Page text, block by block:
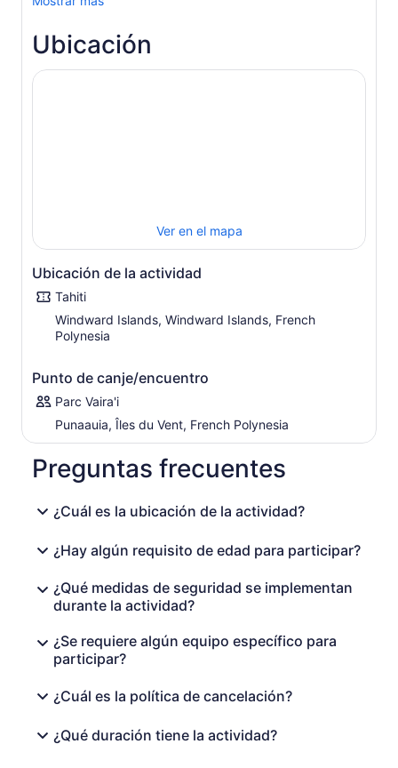
Ubicación
Ver en el mapa
Ubicación de la actividad
Tahiti
Windward Islands, Windward Islands, French
Polynesia
Punto de canje/encuentro
Parc Vaira'i
Punaauia, Îles du Vent, French Polynesia
Preguntas frecuentes
¿Cuál es la ubicación de la actividad?
¿Hay algún requisito de edad para participar?
¿Qué medidas de seguridad se implementan
durante la actividad?
¿Se requiere algún equipo específico para
participar?
¿Cuál es la política de cancelación?
¿Qué duración tiene la actividad?